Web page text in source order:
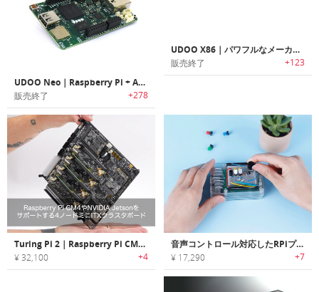
UDOO Neo｜Raspberry Pi + Arduino + Wi-Fi + BT 4.0 + センサー
販売終了 +278
UDOO X86｜パワフルなメーカーボード「ユードゥーX86」
販売終了 +123
Turing Pi 2｜Raspberry Pi CM4やNVIDIA Jetsonをサポートする4ノードミニITXクラスタボード
¥ 32,100 +4
音声コントロール対応したRPiプロジェクトに最適なコンパニオンボード「Ezblock Pi（イージーブロックパイ）」
¥ 17,290 +7